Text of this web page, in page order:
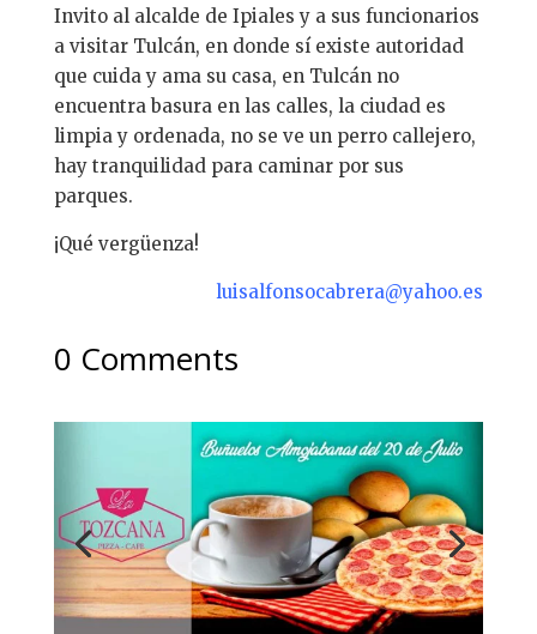
Invito al alcalde de Ipiales y a sus funcionarios
a visitar Tulcán, en donde sí existe autoridad
que cuida y ama su casa, en Tulcán no
encuentra basura en las calles, la ciudad es
limpia y ordenada, no se ve un perro callejero,
hay tranquilidad para caminar por sus
parques.
¡Qué vergüenza!
luisalfonsocabrera@yahoo.es
0 Comments